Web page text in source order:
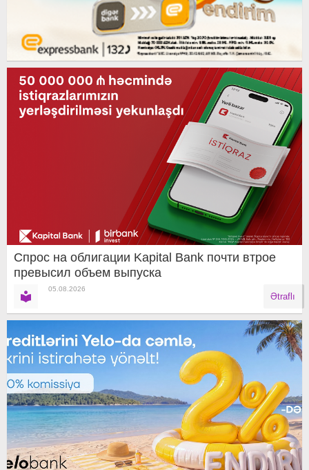
Спрос на облигации Kapital Bank почти втрое
превысил объем выпуска
05.08.2026
Ətraflı